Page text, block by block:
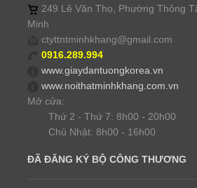
249 Lê Văn Thọ, Phường Thông
Minh
ctyttntminhkhang@gmail.com
0916.289.994
www.giaydantuongkorea.vn
www.noithatminhkhang.com.vn
Mở cửa:
Thứ 2 - Thứ 7: 8h00 - 20h00
Chủ Nhật: 8h00 - 16h00
ĐÃ ĐĂNG KÝ BỘ CÔNG THƯƠNG